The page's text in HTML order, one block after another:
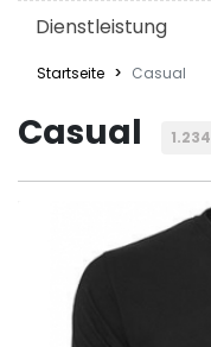
Dienstleistung
Startseite Casual
Casual 1.234